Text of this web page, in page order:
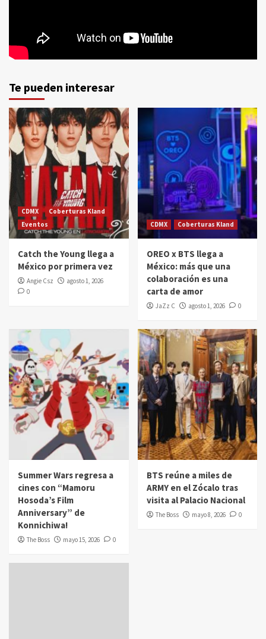
Te pueden interesar
CDMX
Coberturas Kland
Eventos
Catch the Young llega a
México por primera vez
Angie Csz
agosto 1, 2026
0
CDMX Coberturas Kland
OREO x BTS llega a
México: más que una
colaboración es una
carta de amor
JaZz C agosto 1, 2026 0
Summer Wars regresa a
cines con “Mamoru
Hosoda’s Film
Anniversary” de
Konnichiwa!
The Boss mayo 15, 2026 0
BTS reúne a miles de
ARMY en el Zócalo tras
visita al Palacio Nacional
The Boss mayo 8, 2026 0